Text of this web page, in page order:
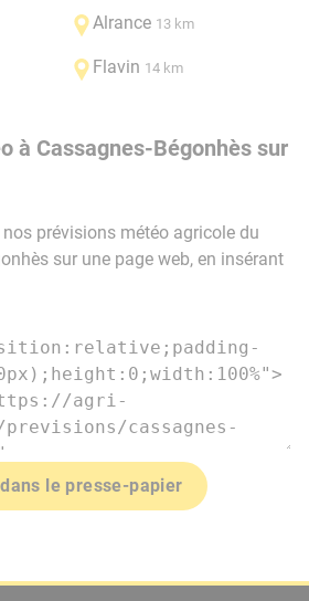
Alrance 13 km
Flavin 14 km
à Cassagnes-Bégonhès sur
prévisions météo agricole du
sur une page web, en insérant
le presse-papier